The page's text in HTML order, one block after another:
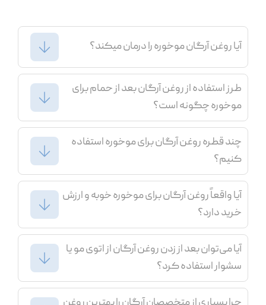
آیا روغن آرگان موخوره را درمان میکند؟
طرز استفاده از روغن آرگان بعد از حمام برای
موخوره چگونه است؟
چند قطره روغن آرگان برای موخوره استفاده
کنیم؟
آیا واقعاً روغن آرگان برای موخوره خوبه و ارزش
خرید دارد؟
آیا می‌توان بعد از زدن روغن آرگان از اتوی مو یا
سشوار استفاده کرد؟